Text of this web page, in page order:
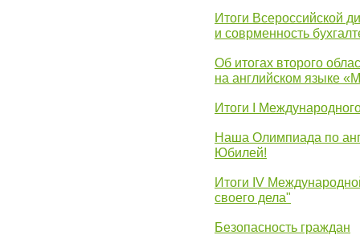
Итоги Всероссийской
и соврменность
Об итогах второго
на английском языке
Итоги I
Наша Олимпиада по
Юбилей!
Итоги IV
своего дела"
Безопасность граждан